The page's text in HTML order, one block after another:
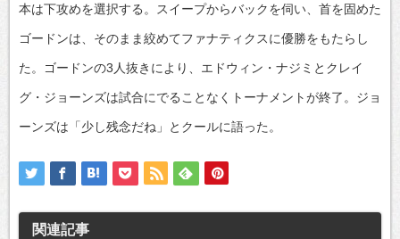
本は下攻めを選択する。スイープからバックを伺い、首を固めた
ゴードンは、そのまま絞めてファナティクスに優勝をもたらし
た。ゴードンの3人抜きにより、エドウィン・ナジミとクレイ
グ・ジョーンズは試合にでることなくトーナメントが終了。ジョ
ーンズは「少し残念だね」とクールに語った。
関連記事